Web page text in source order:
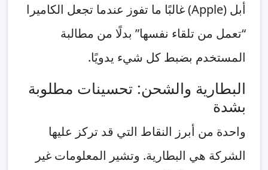
أبل (Apple) غالبًا ما تفوز عندما تجعل الكاميرا
“تعمل من تلقاء نفسها” بدلًا من مطالبة
المستخدم بضبط كل شيء يدويًا.
البطارية والشحن: تحسينات مطلوبة
بشدة
واحدة من أبرز النقاط التي قد تركز عليها
الشركة هي البطارية. وتشير المعلومات غير